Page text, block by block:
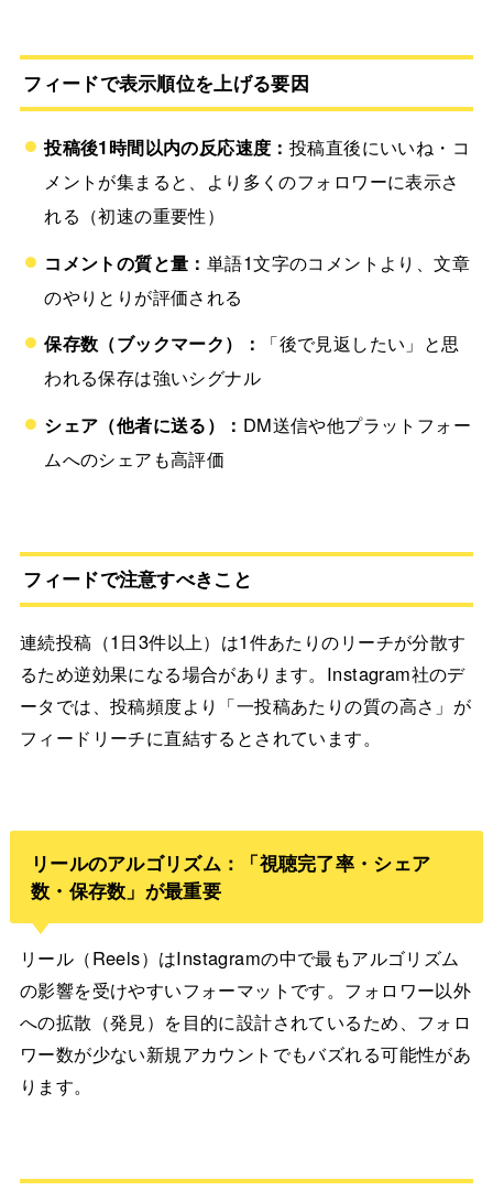
フィードで表示順位を上げる要因
投稿後1時間以内の反応速度： 投稿直後にいいね・コ
メントが集まると、より多くのフォロワーに表示さ
れる（初速の重要性）
コメントの質と量： 単語1文字のコメントより、文章
のやりとりが評価される
保存数（ブックマーク）：
「後で見返したい」と思
われる保存は強いシグナル
シェア（他者に送る）： DM送信や他プラットフォー
ムへのシェアも高評価
フィードで注意すべきこと
連続投稿（1日3件以上）は1件あたりのリーチが分散す
るため逆効果になる場合があります。Instagram社のデ
ータでは、投稿頻度より「一投稿あたりの質の高さ」が
フィードリーチに直結するとされています。
リールのアルゴリズム：「視聴完了率・シェア
数・保存数」が最重要
リール（Reels）はInstagramの中で最もアルゴリズム
の影響を受けやすいフォーマットです。フォロワー以外
への拡散（発見）を目的に設計されているため、フォロ
ワー数が少ない新規アカウントでもバズれる可能性があ
ります。